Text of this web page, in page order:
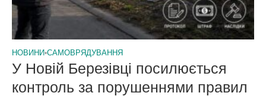
НОВИНИ•САМОВРЯДУВАННЯ
У Новій Березівці посилюється
контроль за порушеннями правил